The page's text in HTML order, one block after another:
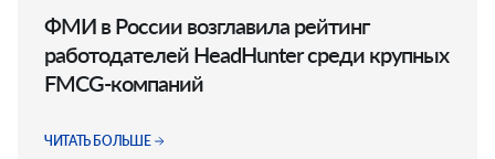
ФМИ в России возглавила рейтинг
работодателей HeadHunter среди крупных
FMCG-компаний
ЧИТАТЬ БОЛЬШЕ